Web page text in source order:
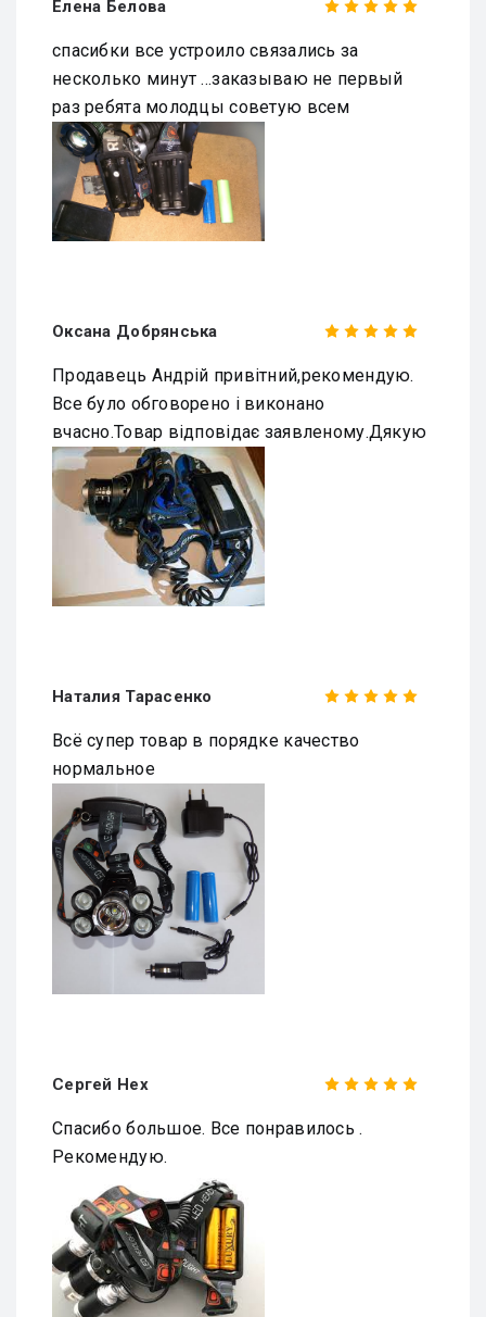
Елена Белова
спасибки все устроило связались за
несколько минут ...заказываю не первый
раз ребята молодцы советую всем
Оксана Добрянська
Продавець Андрій привітний,рекомендую.
Все було обговорено і виконано
вчасно.Товар відповідає заявленому.Дякую
Наталия Тарасенко
Всё супер товар в порядке качество
нормальное
Сергей Нех
Спасибо большое. Все понравилось .
Рекомендую.